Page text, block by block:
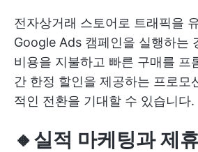
전자상거래 스토어로 트래픽을
Google Ads 캠페인을 실행하는
비용을 지불하고 빠른 구매를 프
간 한정 할인을 제공하는 프로모
적인 전환을 기대할 수 있습니다.
🔸실적 마케팅과 제